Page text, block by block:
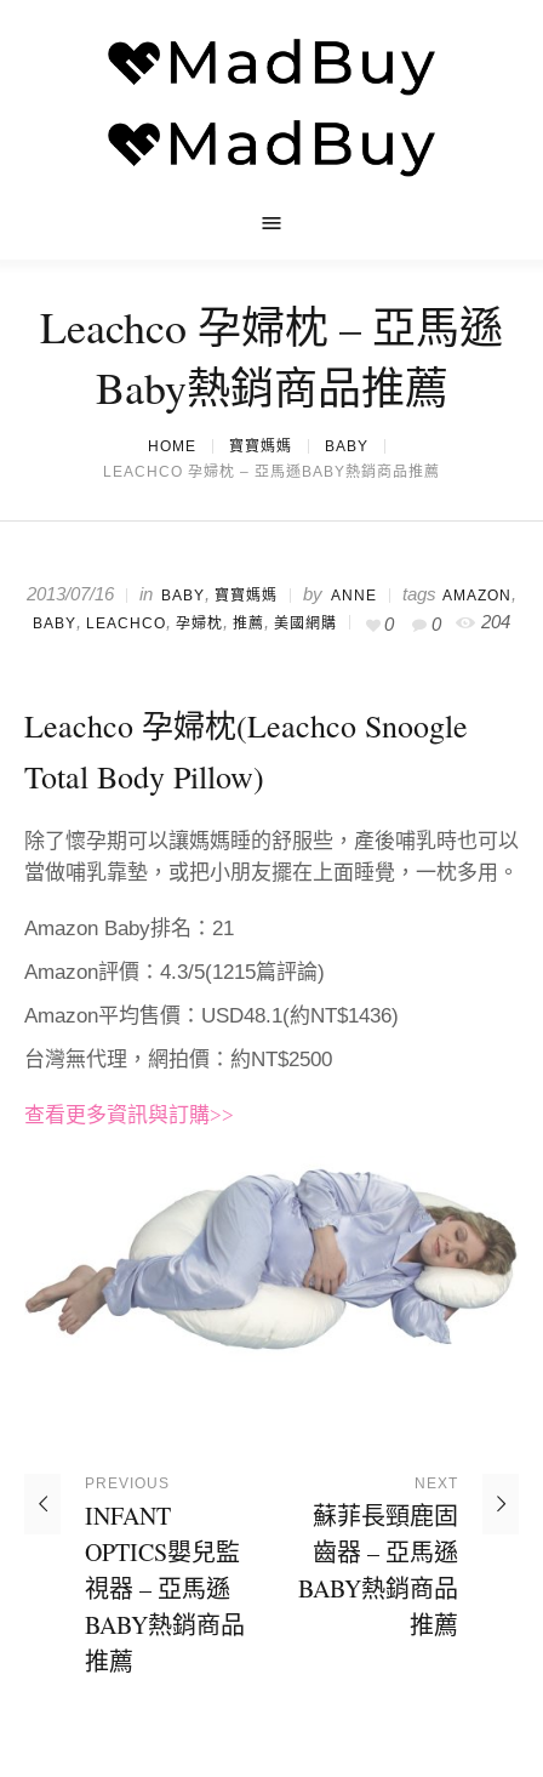
Leachco 孕婦枕 – 亞馬遜
Baby熱銷商品推薦
HOME 寶寶媽媽
BABY
LEACHCO 孕婦枕 – 亞馬遜BABY熱銷商品推薦
2013/07/16 in BABY, 寶寶媽媽 by ANNE tags AMAZON ,
BABY, LEACHCO, 孕婦枕, 推薦, 美國網購 0 0 204
Leachco 孕婦枕(Leachco Snoogle
Total Body Pillow)
除了懷孕期可以讓媽媽睡的舒服些，產後哺乳時也可以
當做哺乳靠墊，或把小朋友擺在上面睡覺，一枕多用。
Amazon Baby排名：21
Amazon評價：4.3/5(1215篇評論)
Amazon平均售價：USD48.1(約NT$1436)
台灣無代理，網拍價：約NT$2500
查看更多資訊與訂購>>
PREVIOUS
INFANT
OPTICS嬰兒監
視器 – 亞馬遜
BABY熱銷商品
推薦
NEXT
蘇菲長頸鹿固
齒器 – 亞馬遜
BABY熱銷商品
推薦